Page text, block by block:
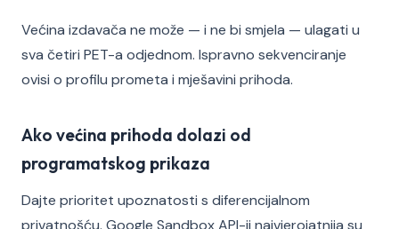
Većina izdavača ne može — i ne bi smjela — ulagati u
sva četiri PET-a odjednom. Ispravno sekvenciranje
ovisi o profilu prometa i mješavini prihoda.
Ako većina prihoda dolazi od
programatskog prikaza
Dajte prioritet upoznatosti s diferencijalnom
privatnošću. Google Sandbox API-ji najvjerojatnija su